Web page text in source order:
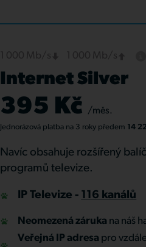
Internet Silver
395 Kč /měs.
Jednorázová platba na 3 roky předem 14
Navíc obsahuje rozšířený
programů televize.
IP Televize - 116 kanálů
Neomezená záruka na náš
Veřejná IP adresa pro